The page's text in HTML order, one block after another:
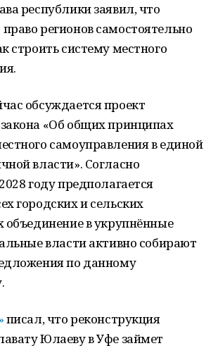
республики заявил, что
регионов самостоятельно
строить систему местного
обсуждается проект
«Об общих принципах
самоуправления в единой
власти». Согласно
году предполагается
городских и сельских
объединение в укрупнённые
власти активно собирают
по данному
писал, что реконструкция
Юлаеву в Уфе займет